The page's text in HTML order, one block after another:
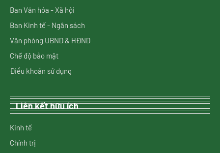
Ban Văn hóa - Xã hội
Ban Kinh tế - Ngân sách
Văn phòng UBND & HĐND
Chế độ bảo mật
Điều khoản sử dụng
Liên kết hữu ích
Kinh tế
Chính trị